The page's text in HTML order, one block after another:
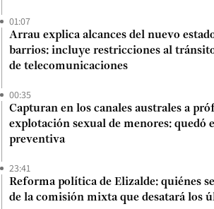
01:07
Arrau explica alcances del nuevo
barrios: incluye restricciones al
de telecomunicaciones
00:35
Capturan en los canales australes a
explotación sexual de menores: quedó
preventiva
23:41
Reforma política de Elizalde: quiénes
de la comisión mixta que desatará los